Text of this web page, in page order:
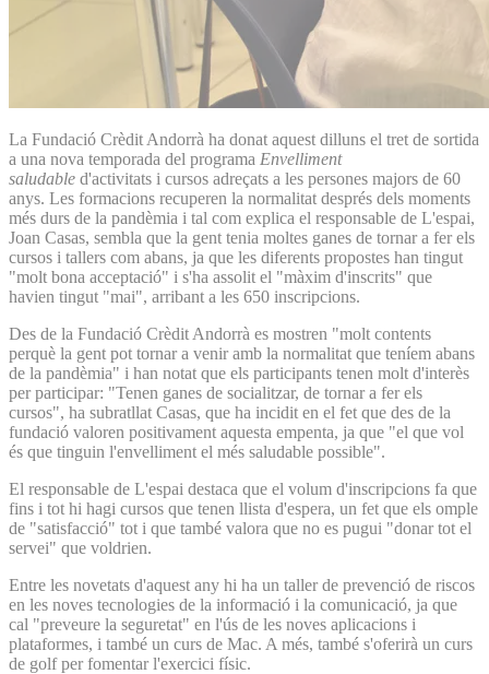
La Fundació Crèdit Andorrà ha donat aquest dilluns el tret de sortida
a una nova temporada del programa Envelliment
saludable d'activitats i cursos adreçats a les persones majors de 60
anys. Les formacions recuperen la normalitat després dels moments
més durs de la pandèmia i tal com explica el responsable de L'espai,
Joan Casas, sembla que la gent tenia moltes ganes de tornar a fer els
cursos i tallers com abans, ja que les diferents propostes han tingut
"molt bona acceptació" i s'ha assolit el "màxim d'inscrits" que
havien tingut "mai", arribant a les 650 inscripcions.
Des de la Fundació Crèdit Andorrà es mostren "molt contents
perquè la gent pot tornar a venir amb la normalitat que teníem abans
de la pandèmia" i han notat que els participants tenen molt d'interès
per participar: "Tenen ganes de socialitzar, de tornar a fer els
cursos", ha subratllat Casas, que ha incidit en el fet que des de la
fundació valoren positivament aquesta empenta, ja que "el que vol
és que tinguin l'envelliment el més saludable possible".
El responsable de L'espai destaca que el volum d'inscripcions fa que
fins i tot hi hagi cursos que tenen llista d'espera, un fet que els omple
de "satisfacció" tot i que també valora que no es pugui "donar tot el
servei" que voldrien.
Entre les novetats d'aquest any hi ha un taller de prevenció de riscos
en les noves tecnologies de la informació i la comunicació, ja que
cal "preveure la seguretat" en l'ús de les noves aplicacions i
plataformes, i també un curs de Mac. A més, també s'oferirà un curs
de golf per fomentar l'exercici físic.